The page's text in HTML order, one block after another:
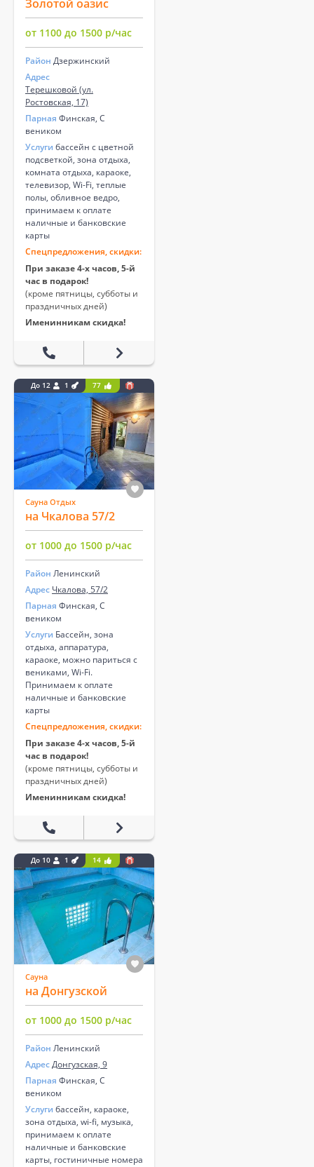
Золотой оазис
от 1100 до 1500 р/час
Район Дзержинский
Адрес
Терешковой (ул.
Ростовская, 17)
Парная Финская, С
веником
Услуги бассейн с цветной
подсветкой, зона отдыха,
комната отдыха, караоке,
телевизор, Wi-Fi, теплые
полы, обливное ведро,
принимаем к оплате
наличные и банковские
карты
Спецпредложения, скидки:
При заказе 4-х часов, 5-й
час в подарок!
(кроме пятницы, субботы и
праздничных дней)
Именинникам скидка!
До 12 1 77
Сауна Отдых
на Чкалова 57/2
от 1000 до 1500 р/час
Район Ленинский
Адрес Чкалова, 57/2
Парная Финская, С
веником
Услуги Бассейн, зона
отдыха, аппаратура,
караоке, можно париться с
вениками, Wi-Fi.
Принимаем к оплате
наличные и банковские
карты
Спецпредложения, скидки:
При заказе 4-х часов, 5-й
час в подарок!
(кроме пятницы, субботы и
праздничных дней)
Именинникам скидка!
До 10 1 14
Сауна
на Донгузской
от 1000 до 1500 р/час
Район Ленинский
АдресДонгузская, 9
Парная Финская, С
веником
Услуги бассейн, караоке,
зона отдыха, wi-fi, музыка,
принимаем к оплате
наличные и банковские
карты, гостиничные номера